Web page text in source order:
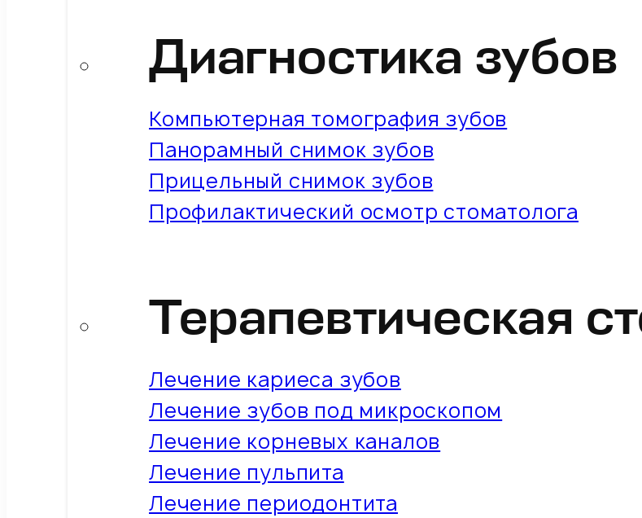
Диагностика зубов
Компьютерная томография зубов
Панорамный снимок зубов
Прицельный снимок зубов
Профилактический осмотр стоматолога
Терапевтическая
Лечение кариеса зубов
Лечение зубов под микроскопом
Лечение корневых каналов
Лечение пульпита
Лечение периодонтита